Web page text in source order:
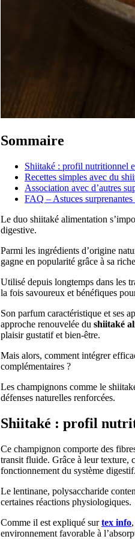
Sommaire
Shiitaké : profil nutritionnel
Recettes simples avec du
Association avec d’autres
FAQ – Astuces
Le duo shiitaké alimentation
digestive.
Parmi les ingrédients d’origine
gagne en popularité grâce à sa
Utilisé depuis longtemps dans les
la fois savoureux et bénéfiques
Son parfum caractéristique et ses
approche renouvelée du shiitaké
plaisir gustatif et bien-être.
Mais alors, comment intégrer
complémentaires ?
Les champignons comme le
défenses naturelles renforcées.
Shiitaké : profil
Ce champignon comporte des
transit fluide. Grâce à leur texture,
fonctionnement du système digestif.
Le lentinane, polysaccharide
certaines réactions physiologiques.
Comme il est expliqué surtex info
environnement favorable à